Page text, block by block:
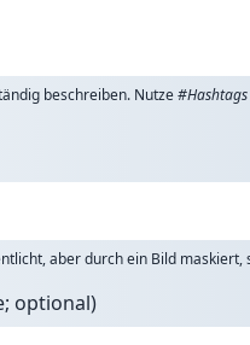
beschreiben. Nutze#Hashtags
aber durch ein Bild maskiert,
optional)